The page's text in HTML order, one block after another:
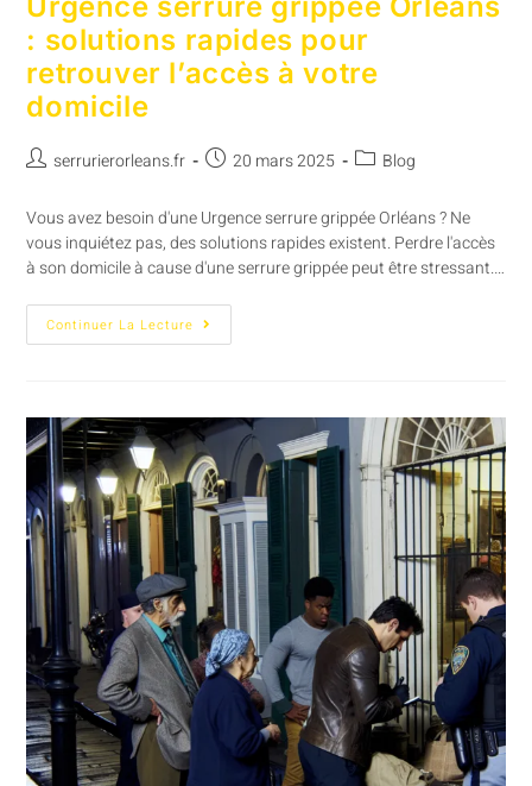
: solutions rapides pour
retrouver l’accès à votre
domicile
serrurierorleans.fr 20 mars 2025 Blog
Vous avez besoin d'une Urgence serrure grippée Orléans ? Ne
vous inquiétez pas, des solutions rapides existent. Perdre l'accès
à son domicile à cause d'une serrure grippée peut être stressant.…
Continuer La Lecture